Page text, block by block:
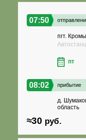
07:50
пгт.
пт
08:02 прибытие
д.
область
≈30 руб.